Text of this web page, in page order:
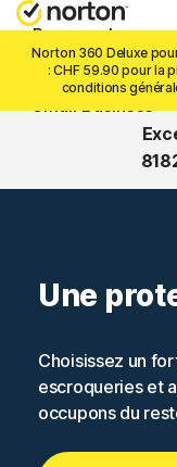
Personnel
Suisse
Connexion
Norton 360 Deluxe
: CHF 59.90 pour la
conditions
Une
Choisissez un
escroqueries et
occupons du